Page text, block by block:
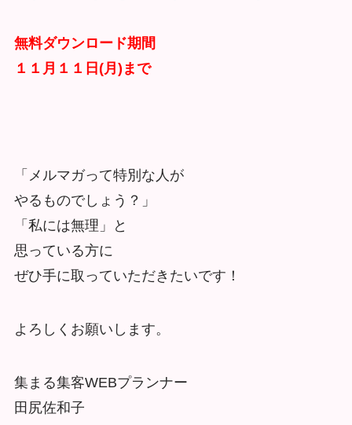
無料ダウンロード期間
１１月１１日(月)まで
「メルマガって特別な人が
やるものでしょう？」
「私には無理」と
思っている方に
ぜひ手に取っていただきたいです！
よろしくお願いします。
集まる集客WEBプランナー
田尻佐和子